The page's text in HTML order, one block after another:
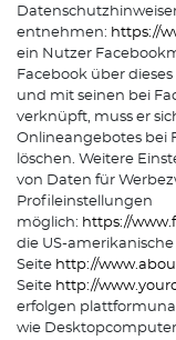
entnehmen: https://
ein Nutzer
Facebook über
und mit seinen bei
verknüpft, muss er
Onlineangebotes bei
löschen. Weitere
von Daten für
Profileinstellungen
möglich: https://
die US-amerikanische
Seite http://
Seite http://
erfolgen
wie